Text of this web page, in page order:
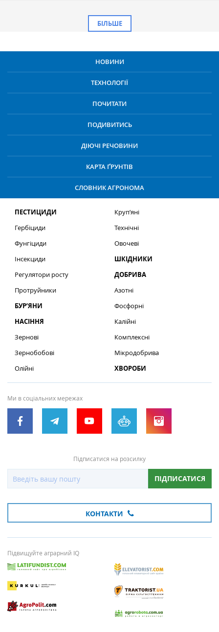
БІЛЬШЕ
НОВИНИ
ТЕХНОЛОГІЇ
ПОЧИТАТИ
ПОДИВИТИСЬ
ДІЮЧІ РЕЧОВИНИ
КАРТА ҐРУНТІВ
СЛОВНИК АГРОНОМА
ПЕСТИЦИДИ
Гербіциди
Фунгіциди
Інсекциди
Регулятори росту
Протруйники
БУР’ЯНИ
НАСІННЯ
Зернові
Зернобобові
Олійні
Круп’яні
Технічні
Овочеві
ШКІДНИКИ
ДОБРИВА
Азотні
Фосфорні
Калійні
Комплексні
Мікродобрива
ХВОРОБИ
Ми в соціальних мережах
Підписатися на розсилку
ПІДПИСАТИСЯ
КОНТАКТИ
Підвищуйте аграрний IQ